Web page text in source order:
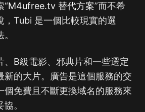
“M4ufree.tv 替代方案”而不希
，Tubi 是一個比較現實的選
、B級電影、邪典片和一些選定
新的大片。廣告是這個服務的交
個免費且不斷更換域名的服務來
。